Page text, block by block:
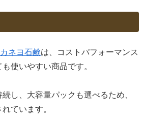
カネヨ石鹸は、コストパフォーマンス
使いやすい商品です。
し、大容量パックも選べるため、
ています。